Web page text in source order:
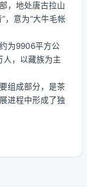
，地处唐古拉山
，意为“大牛毛帐
为9906平方公
人，以藏族为主
组成部分，是茶
进程中形成了独